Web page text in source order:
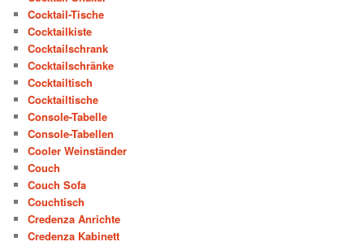
Cocktail-Tische
Cocktailkiste
Cocktailschrank
Cocktailschränke
Cocktailtisch
Cocktailtische
Console-Tabelle
Console-Tabellen
Cooler Weinständer
Couch
Couch Sofa
Couchtisch
Credenza Anrichte
Credenza Kabinett